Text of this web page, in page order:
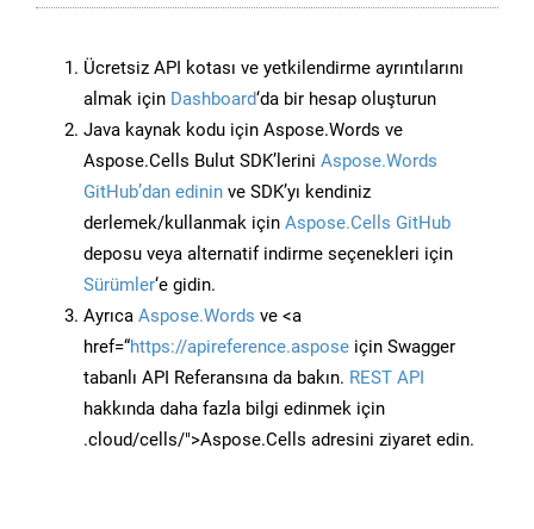
Ücretsiz API kotası ve yetkilendirme ayrıntılarını
almak için Dashboard‘da bir hesap oluşturun
Java kaynak kodu için Aspose.Words ve
Aspose.Cells Bulut SDK’lerini Aspose.Words
GitHub’dan edinin ve SDK’yı kendiniz
derlemek/kullanmak için Aspose.Cells GitHub
deposu veya alternatif indirme seçenekleri için
Sürümler‘e gidin.
Ayrıca Aspose.Words ve <a
href=“https://apireference.aspose için Swagger
tabanlı API Referansına da bakın. REST API
hakkında daha fazla bilgi edinmek için
.cloud/cells/">Aspose.Cells adresini ziyaret edin.